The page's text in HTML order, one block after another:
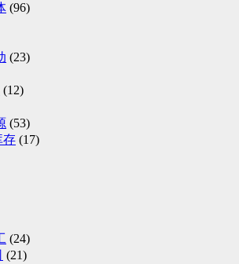
(96)
(23)
(12)
(53)
存 (17)
(24)
(21)